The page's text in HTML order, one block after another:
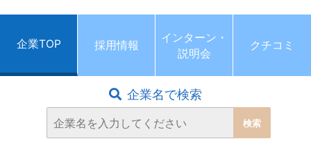
企業TOP 採用情報
インターン・
説明会
クチコミ
企業名で検索